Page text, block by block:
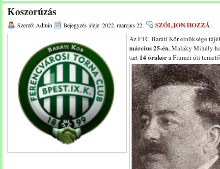
Koszorúzás
Szerző: Admin Bejegyzés ideje: 2022. március 22. SZÓLJON HOZZÁ
Az FTC Baráti Kör elnöksége
március 25-én, Malaky Mihály
tart 14 órakora Fiumei úti